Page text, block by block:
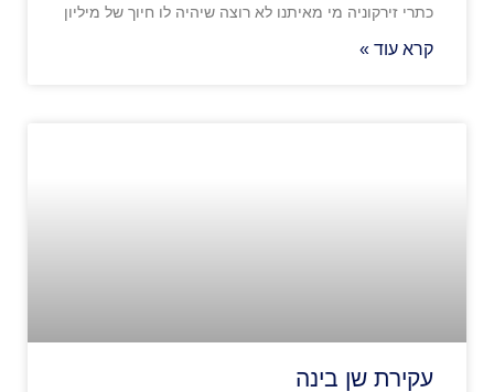
כתרי זירקוניה מי מאיתנו לא רוצה שיהיה לו חיוך של מיליון
קרא עוד »
עקירת שן בינה